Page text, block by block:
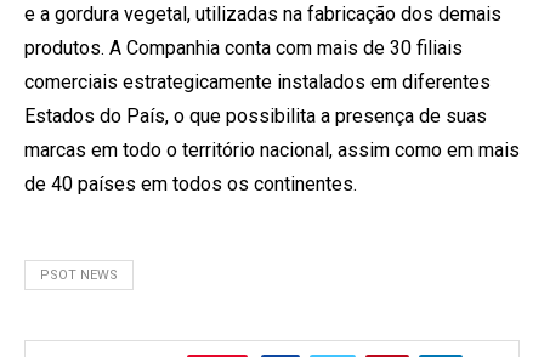
e a gordura vegetal, utilizadas na fabricação dos demais
produtos. A Companhia conta com mais de 30 filiais
comerciais estrategicamente instalados em diferentes
Estados do País, o que possibilita a presença de suas
marcas em todo o território nacional, assim como em mais
de 40 países em todos os continentes.
PSOT NEWS